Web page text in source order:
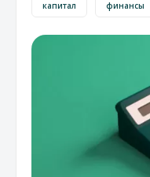
капитал финансы